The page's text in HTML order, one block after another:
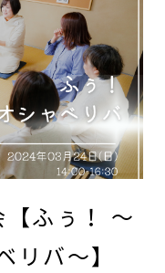
ふぅ！ ～
バ～】